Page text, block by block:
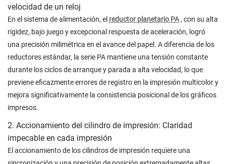
velocidad de un reloj
En el sistema de alimentación, el reductor planetario PA , con su alta
rigidez, bajo juego y excepcional respuesta de aceleración, logró
una precisión milimétrica en el avance del papel. A diferencia de los
reductores estándar, la serie PA mantiene una tensión constante
durante los ciclos de arranque y parada a alta velocidad, lo que
previene eficazmente errores de registro en la impresión multicolor y
mejora significativamente la consistencia posicional de los gráficos
impresos.
2. Accionamiento del cilindro de impresión: Claridad
impecable en cada impresión
El accionamiento de los cilindros de impresión requiere una